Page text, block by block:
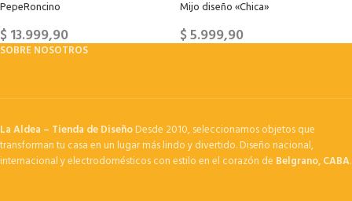
PepeRoncino
$13.999,90
Mijo diseño «Chica»
$5.999,90
SOBRE NOSOTROS
La Aldea – Tienda de DiseñoDesde 2010, seleccionamos objetos que
transforman tu casa en un lugar más lindo y divertido. Diseño nacional,
internacional y electrodomésticos con estilo en el corazón de Belgrano, CABA.